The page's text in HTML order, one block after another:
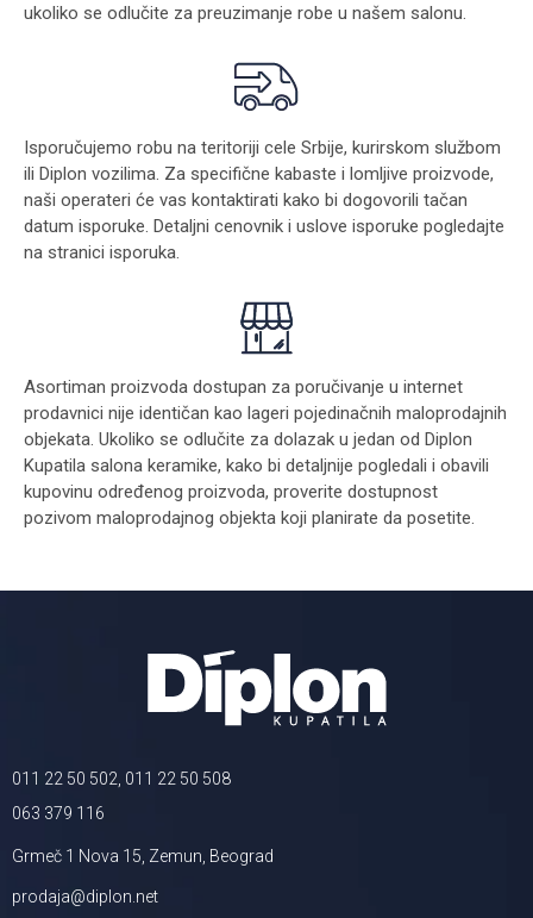
ukoliko se odlučite za preuzimanje robe u našem salonu.
Isporučujemo robu na teritoriji cele Srbije, kurirskom službom
ili Diplon vozilima. Za specifične kabaste i lomljive proizvode,
naši operateri će vas kontaktirati kako bi dogovorili tačan
datum isporuke. Detaljni cenovnik i uslove isporuke pogledajte
na stranici isporuka.
Asortiman proizvoda dostupan za poručivanje u internet
prodavnici nije identičan kao lageri pojedinačnih maloprodajnih
objekata. Ukoliko se odlučite za dolazak u jedan od Diplon
Kupatila salona keramike, kako bi detaljnije pogledali i obavili
kupovinu određenog proizvoda, proverite dostupnost
pozivom maloprodajnog objekta koji planirate da posetite.
011 22 50 502, 011 22 50 508
063 379 116
Grmeč 1 Nova 15, Zemun, Beograd
prodaja@diplon.net